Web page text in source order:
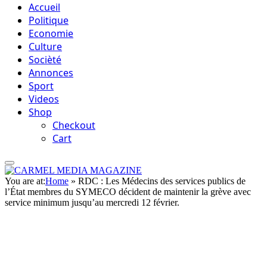
Accueil
Politique
Economie
Culture
Socièté
Annonces
Sport
Videos
Shop
Checkout
Cart
You are at:Home » RDC : Les Médecins des services publics de
l’État membres du SYMECO décident de maintenir la grève avec
service minimum jusqu’au mercredi 12 février.